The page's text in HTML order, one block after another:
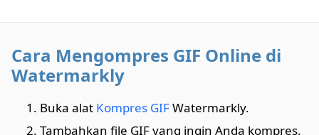
Cara Mengompres GIF Online di
Watermarkly
Buka alat Kompres GIFWatermarkly.
Tambahkan file GIF yang ingin Anda kompres.